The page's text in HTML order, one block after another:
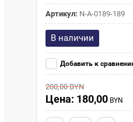
Артикул: N-A-0189-189
В наличии
Добавить к
200,00BYN
Цена: 180,00 BYN